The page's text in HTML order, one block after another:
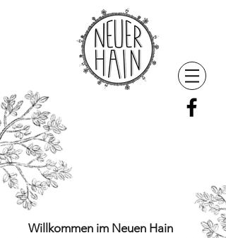
Willkommen im Neuen Hain